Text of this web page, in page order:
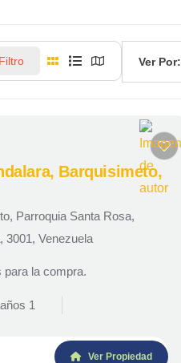
Filtro Ver Por:
Barquisimeto,
Parroquia Santa Rosa,
3001, Venezuela
la compra.
1
Ver Propiedad